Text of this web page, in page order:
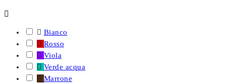

 Bianco
 Rosso
 Viola
 Verde acqua
 Marrone